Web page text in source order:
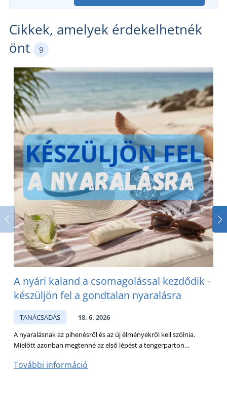
Cikkek, amelyek érdekelhetnék
önt
9
A nyári kaland a csomagolással kezdődik -
készüljön fel a gondtalan nyaralásra
TANÁCSADÁS
18. 6. 2026
A nyaralásnak az pihenésről és az új élményekről kell szólnia.
Mielőtt azonban megtenné az első lépést a tengerparton…
További információ